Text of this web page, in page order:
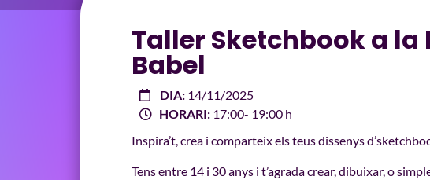
Taller Sketchbook a la
Babel
DIA: 14/11/2025
HORARI: 17:00- 19:00 h
Inspira’t, crea i comparteix els teus dissenys
Tens entre 14 i 30 anys i t’agrada crear, dibuixar, o